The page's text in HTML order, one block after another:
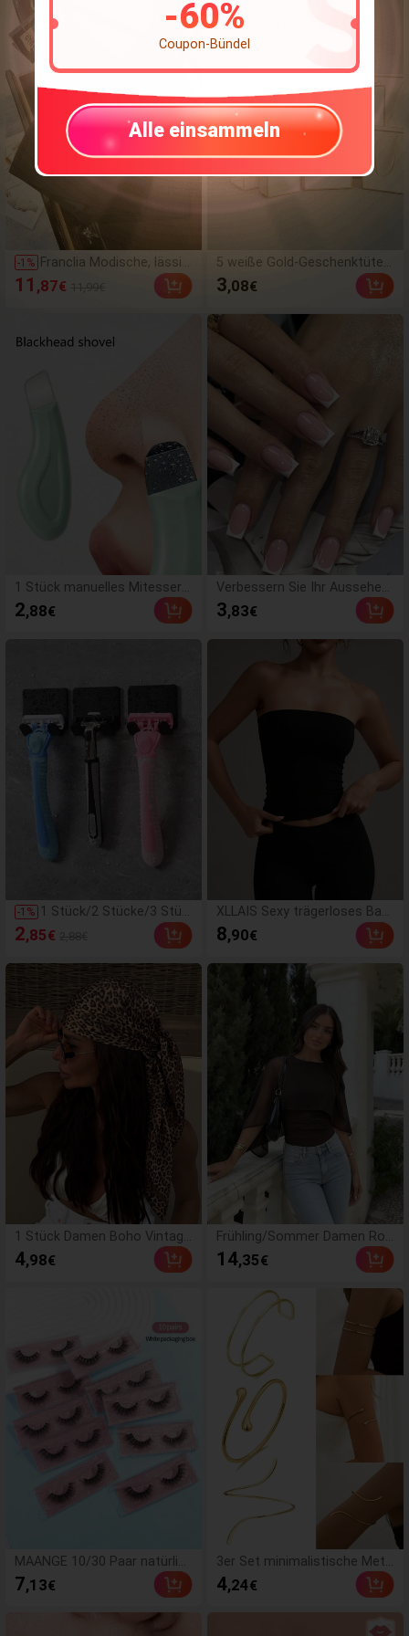
-60%
Coupon-Bündel
Alle einsammeln
Gelb, Weiß, Grün, Blau und an
deren Farben, Outdoor-Hänge
matte, unverzichtbar für Stra
nd und Pool, großartig für Fot
ografie, ein Muss
-1 % Franclia Modische, lässig
e, vielseitige, strukturiert
e, weiche Stoff-Shorts
-Culotte, Damen-Hotpant
11 ,87€
1 Stück manuelles Mitesser-
Entfernungswerkzeug, Tiefen
reinigung der Poren Hautscha
gebürste mit strukturierter O
berfläche, Porenreinigung Zu
behör, Geschenk für Frauen
2,88€
-1 % 1 Stück/2 Stücke/3 Stüc
ke Rasiererhalter ohne B
ohren, Wandhalterung mi
2,85€
1 Stück Damen Boho Vintage
brauner Leopardenmuster Ba
ndana Schal, für tägliche Ko
4,98€
MAANGE 10/30 Paar natürlich
e gekreuzte Wimpernstreifen,
inklusive Verpackungsbox, dic
7,13€
5 weiße Gold-Geschenktüten
mit Schleifenhenkeln, leichte
faltbare vertikale Geschenktü
nzelhandel, Party, Geburtsta
g, Heiratsantrag, Jahrestag,
Vatertag, Valentinstag und V
erlobungsparty-Dekoration, a
uch ideal als Geschenke für G
eburtstag, Vatertag und Dank
eschön-Anlässe
3,08€
Verbessern Sie Ihr Aussehen
mit 30 Stücke kurzen quadrat
ischen weißen französischen
3,83€
XLLAIS Sexy trägerloses Basi
c-Camisole, modisches einfa
rbiges dehnbares figurbetont
uen zu allen Jahreszeiten, läs
sig, schwarz, Sommer, Y2K-Ä
8,90€
Frühling/Sommer Damen Ro
mantisch Elegantes Mode Ca
pe Design Chiffon Cape Rom
k Raffung Design Date Party
Enger Bodysuit Braun, Schick
& Elegant
14,35€
3er Set minimalistische Meta
ll-Geometrie-Linien, Wassertr
opfen verstellbare Armband
n Gebrauch, Streetstyle und
4,24€